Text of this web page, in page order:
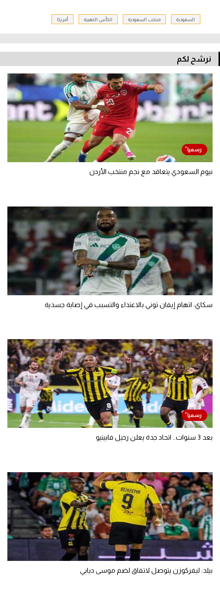
السعودية منتخب السعودية الكأس الذهبية أمريكا
نرشح لكم
نيوم السعودي يتعاقد مع نجم منتخب الأردن
سكاي: اتهام إيفان توني بالاعتداء والتسبب في إصابة جسدية
بعد 3 سنوات.. اتحاد جدة يعلن رحيل فابينيو
بيلد: ليفركوزن يتوصل لاتفاق لضم موسى ديابي